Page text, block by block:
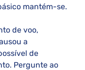
mantém-se.
de voo,
a
de
Pergunte ao